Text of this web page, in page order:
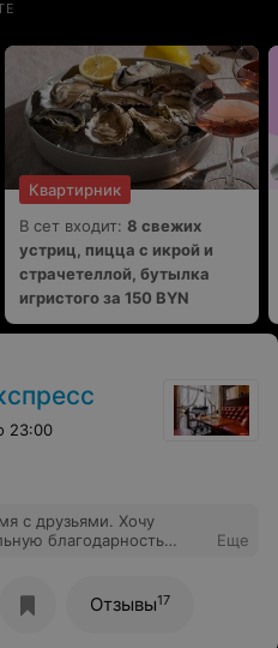
Квартирник
В сет входит: 8 свежих
устриц, пицца с икрой и
страчетеллой, бутылка
игристого за 150 BYN
23:00
с друзьями. Хочу
благодарность
Искренне
успехов в
вашему коллективу.
и приятным.
Еще
Отзывы17